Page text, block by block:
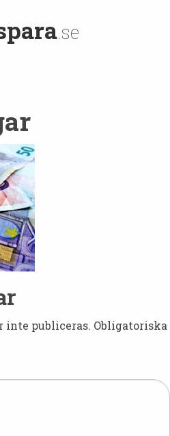
.se
inte publiceras. Obligatoriska